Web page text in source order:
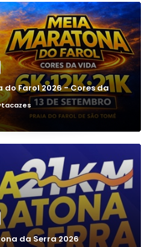
Farol 2026 - Cores da
da Serra 2026